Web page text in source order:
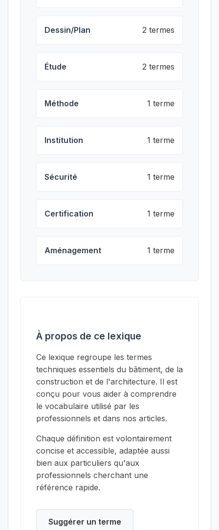
Dessin/Plan 2 termes
Étude 2 termes
Méthode 1 terme
Institution 1 terme
Sécurité 1 terme
Certification 1 terme
Aménagement 1 terme
À propos de ce lexique
Ce lexique regroupe les termes
techniques essentiels du bâtiment, de la
construction et de l'architecture. Il est
conçu pour vous aider à comprendre
le vocabulaire utilisé par les
professionnels et dans nos articles.
Chaque définition est volontairement
concise et accessible, adaptée aussi
bien aux particuliers qu'aux
professionnels cherchant une
référence rapide.
Suggérer un terme